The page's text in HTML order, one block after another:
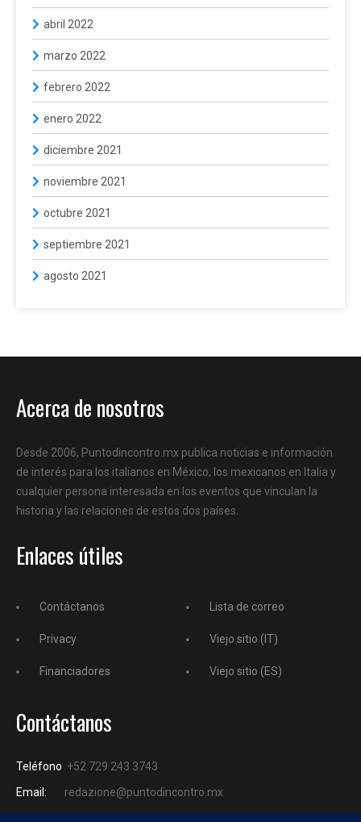
abril 2022
marzo 2022
febrero 2022
enero 2022
diciembre 2021
noviembre 2021
octubre 2021
septiembre 2021
agosto 2021
Acerca de nosotros
Desde 2006, Puntodincontro.mx publica noticias e información
de interés para los italianos en México, los mexicanos en Italia y
cualquier persona interesada en los eventos que vinculan la
historia y las relaciones de estos dos países.
Enlaces útiles
Contáctanos
Privacy
Financiadores
Lista de correo
Viejo sitio (IT)
Viejo sitio (ES)
Contáctanos
Teléfono +52 729 243 3743
Email:
redazione@puntodincontro.mx